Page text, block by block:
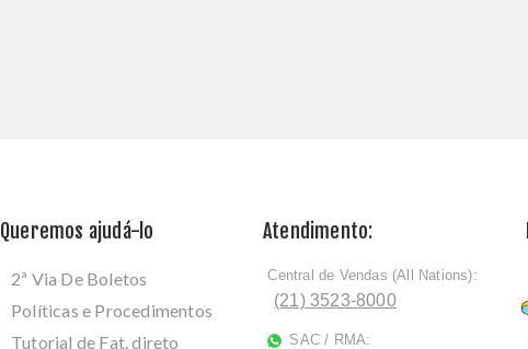
Queremos ajudá-lo
2ª Via De Boletos
Políticas e Procedimentos
Tutorial de Fat. direto
Atendimento:
ﾠCentral de Vendas (All Nations):
(21) 3523-8000
SAC / RMA: